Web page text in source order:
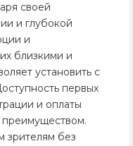
своей
и глубокой
и
близкими и
установить с
первых
и оплаты
преимуществом.
зрителям без